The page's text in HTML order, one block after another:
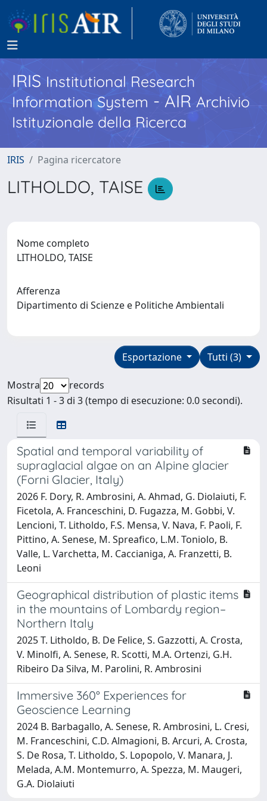
IRISInstitutional Research
Information System - AIR Archivio
Istituzionale della Ricerca
IRIS Pagina ricercatore
LITHOLDO, TAISE
Nome completo
LITHOLDO, TAISE
Afferenza
Dipartimento di Scienze e Politiche Ambientali
Tutti (3)
Esportazione
Mostra
records
Risultati 1 - 3 di 3 (tempo di esecuzione: 0.0 secondi).
Spatial and temporal variability of
supraglacial algae on an Alpine glacier
(Forni Glacier, Italy)
2026 F. Dory, R. Ambrosini, A. Ahmad, G. Diolaiuti, F.
Ficetola, A. Franceschini, D. Fugazza, M. Gobbi, V.
Lencioni, T. Litholdo, F.S. Mensa, V. Nava, F. Paoli, F.
Pittino, A. Senese, M. Spreafico, L.M. Toniolo, B.
Valle, L. Varchetta, M. Caccianiga, A. Franzetti, B.
Leoni
Geographical distribution of plastic items
in the mountains of Lombardy region–
Northern Italy
2025 T. Litholdo, B. De Felice, S. Gazzotti, A. Crosta,
V. Minolfi, A. Senese, R. Scotti, M.A. Ortenzi, G.H.
Ribeiro Da Silva, M. Parolini, R. Ambrosini
Immersive 360° Experiences for
Geoscience Learning
2024 B. Barbagallo, A. Senese, R. Ambrosini, L. Cresi,
M. Franceschini, C.D. Almagioni, B. Arcuri, A. Crosta,
S. De Rosa, T. Litholdo, S. Lopopolo, V. Manara, J.
Melada, A.M. Montemurro, A. Spezza, M. Maugeri,
G.A. Diolaiuti